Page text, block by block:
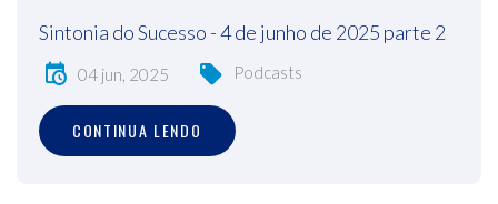
Sintonia do Sucesso - 4 de junho de 2025 parte 2
04 jun, 2025 Podcasts
CONTINUA LENDO